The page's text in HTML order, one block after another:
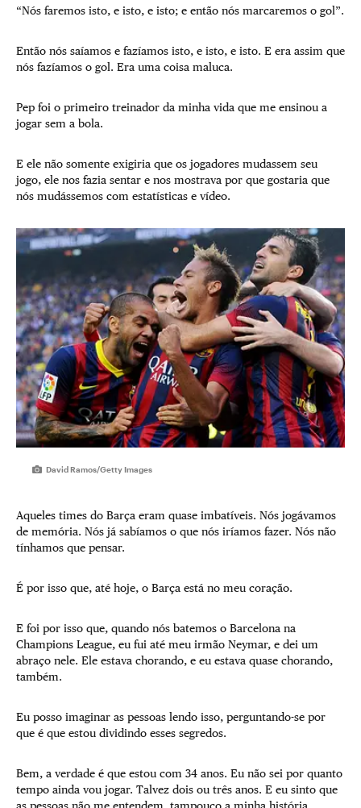
“Nós faremos isto, e isto, e isto; e então nós marcaremos o gol”.
Então nós saíamos e fazíamos isto, e isto, e isto. E era assim que
nós fazíamos o gol. Era uma coisa maluca.
Pep foi o primeiro treinador da minha vida que me ensinou a
jogar sem a bola.
E ele não somente exigiria que os jogadores mudassem seu
jogo, ele nos fazia sentar e nos mostrava por que gostaria que
nós mudássemos com estatísticas e vídeo.
David Ramos/Getty Images
Aqueles times do Barça eram quase imbatíveis. Nós jogávamos
de memória. Nós já sabíamos o que nós iríamos fazer. Nós não
tínhamos que pensar.
É por isso que, até hoje, o Barça está no meu coração.
E foi por isso que, quando nós batemos o Barcelona na
Champions League, eu fui até meu irmão Neymar, e dei um
abraço nele. Ele estava chorando, e eu estava quase chorando,
também.
Eu posso imaginar as pessoas lendo isso, perguntando-se por
que é que estou dividindo esses segredos.
Bem, a verdade é que estou com 34 anos. Eu não sei por quanto
tempo ainda vou jogar. Talvez dois ou três anos. E eu sinto que
as pessoas não me entendem, tampouco a minha história